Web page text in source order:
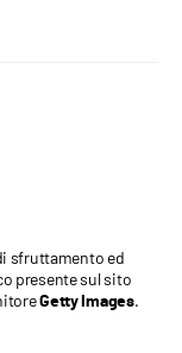
sfruttamento ed
presente sul sito
Getty Images.